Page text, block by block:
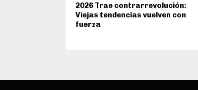
2026 Trae contrarrevolución:
Viejas tendencias vuelven con
fuerza